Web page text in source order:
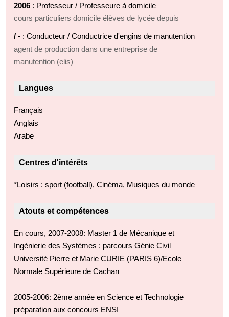
2006 : Professeur / Professeure à domicile
cours particuliers domicile élèves de lycée depuis
/ - : Conducteur / Conductrice d'engins de manutention
agent de production dans une entreprise de
manutention (elis)
Langues
Français
Anglais
Arabe
Centres d'intérêts
*Loisirs : sport (football), Cinéma, Musiques du monde
Atouts et compétences
En cours, 2007-2008: Master 1 de Mécanique et
Ingénierie des Systèmes : parcours Génie Civil
Université Pierre et Marie CURIE (PARIS 6)/Ecole
Normale Supérieure de Cachan
2005-2006: 2ème année en Science et Technologie
préparation aux concours ENSI